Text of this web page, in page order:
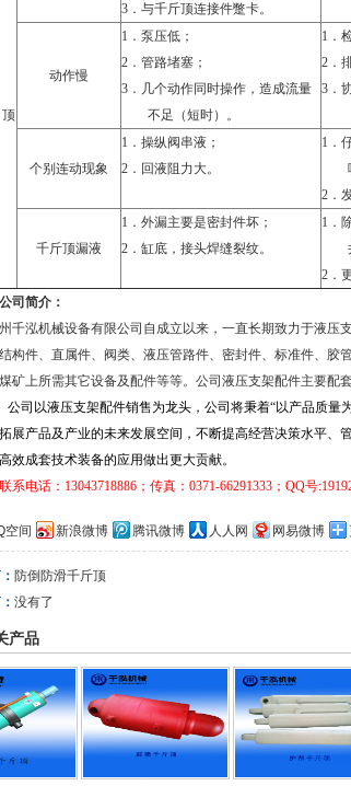
顶
3． 与千斤顶连接件蹩卡。
动作慢
1． 泵压低；
2． 管路堵塞；
3． 几个动作同时操作，造成流量
不足（短时）。
1．
2．
3．
个别连动现象
1． 操纵阀串液；
2． 回液阻力大。
1．
2．
千斤顶漏液
1． 外漏主要是密封件坏；
2． 缸底，接头焊缝裂纹。
1．
2．
公司简介：
泓机械设备有限公司自成立以来，一直长期致力于液压
构件、直属件、阀类、液压管路件、密封件、标准件、
矿上所需其它设备及配件等等。公司液压支架配件主要配
公司以液压支架配件销售为龙头，公司将秉着“以产品质量
展产品及产业的未来发展空间，不断提高经营决策水平
效成套技术装备的应用做出更大贡献。
系电话： 13043718886；传真：0371-66291333； QQ号
空间 新浪微博 腾讯微博 人人网 网易微博
防倒防滑千斤顶
没有了
产品